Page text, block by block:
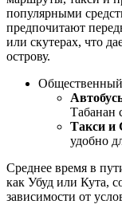
популярными
предпочитают
или скутерах, что
острову.
Общественный
Табанан
Такси и
удобно
Среднее время в
как Убуд или Кута,
зависимости от